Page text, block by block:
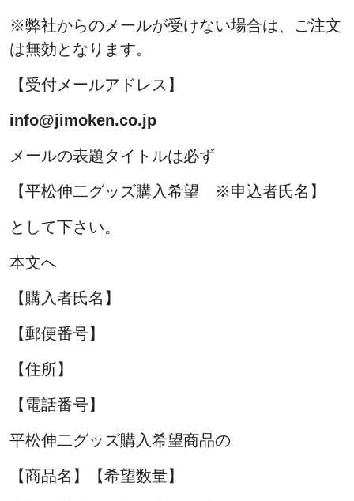
※弊社からのメールが受けない場合は、ご注文
は無効となります。
【受付メールアドレス】
info@jimoken.co.jp
メールの表題タイトルは必ず
【平松伸二グッズ購入希望 ※申込者氏名】
として下さい。
本文へ
【購入者氏名】
【郵便番号】
【住所】
【電話番号】
平松伸二グッズ購入希望商品の
【商品名】【希望数量】